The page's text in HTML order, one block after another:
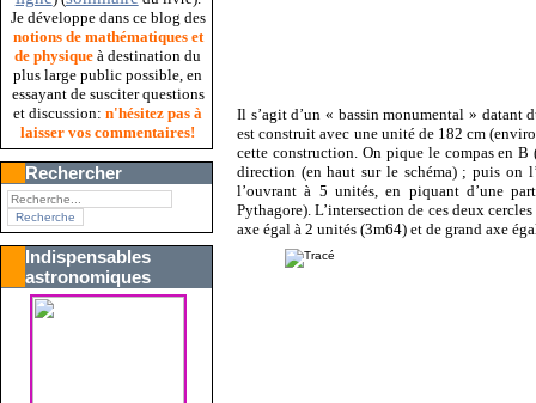
Je développe dans ce blog des
notions de mathématiques et
de physique à destination du
plus large public possible, en
essayant de susciter questions
et discussion: n'hésitez pas à
laisser vos commentaires!
Rechercher
Indispensables
astronomiques
Il s’agit d’un « bassin monumental » datant
est construit avec une unité de 182 cm
cette construction. On pique le compas en B
direction (en haut sur le schéma) ; puis on
l’ouvrant à 5 unités, en piquant d’une
Pythagore). L’intersection de ces deux
axe égal à 2 unités (3m64) et de grand axe